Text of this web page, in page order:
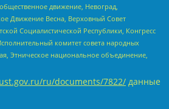
движение, Невоград,
Движение Весна, Верховный Совет
Социалистической Республики, Конгресс
комитет совета народных
Этническое национальное объединение,
ru/documents/7822/ данные